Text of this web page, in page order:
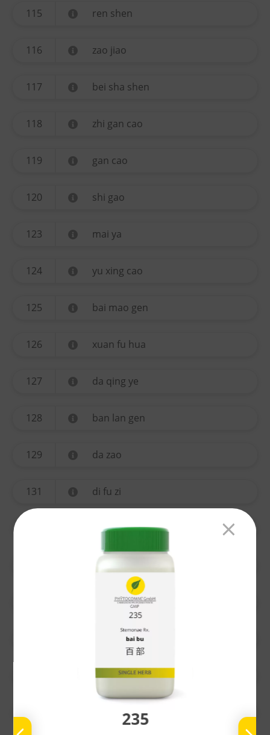
235
115 ren shen
116 zao jiao
117 bei sha shen
118 zhi gan cao
119 gan cao
120 shi gao
123 mai ya
124 yu xing cao
125 bai mao gen
126 xuan fu hua
127 da qing ye
128 ban lan gen
129 da zao
131 di fu zi
yi mu cao
ting li zi
chuan xiong
gao ben
nu zhen zi